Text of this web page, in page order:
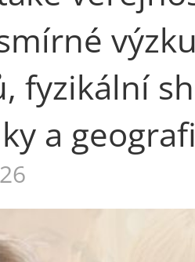
fyzikální
a